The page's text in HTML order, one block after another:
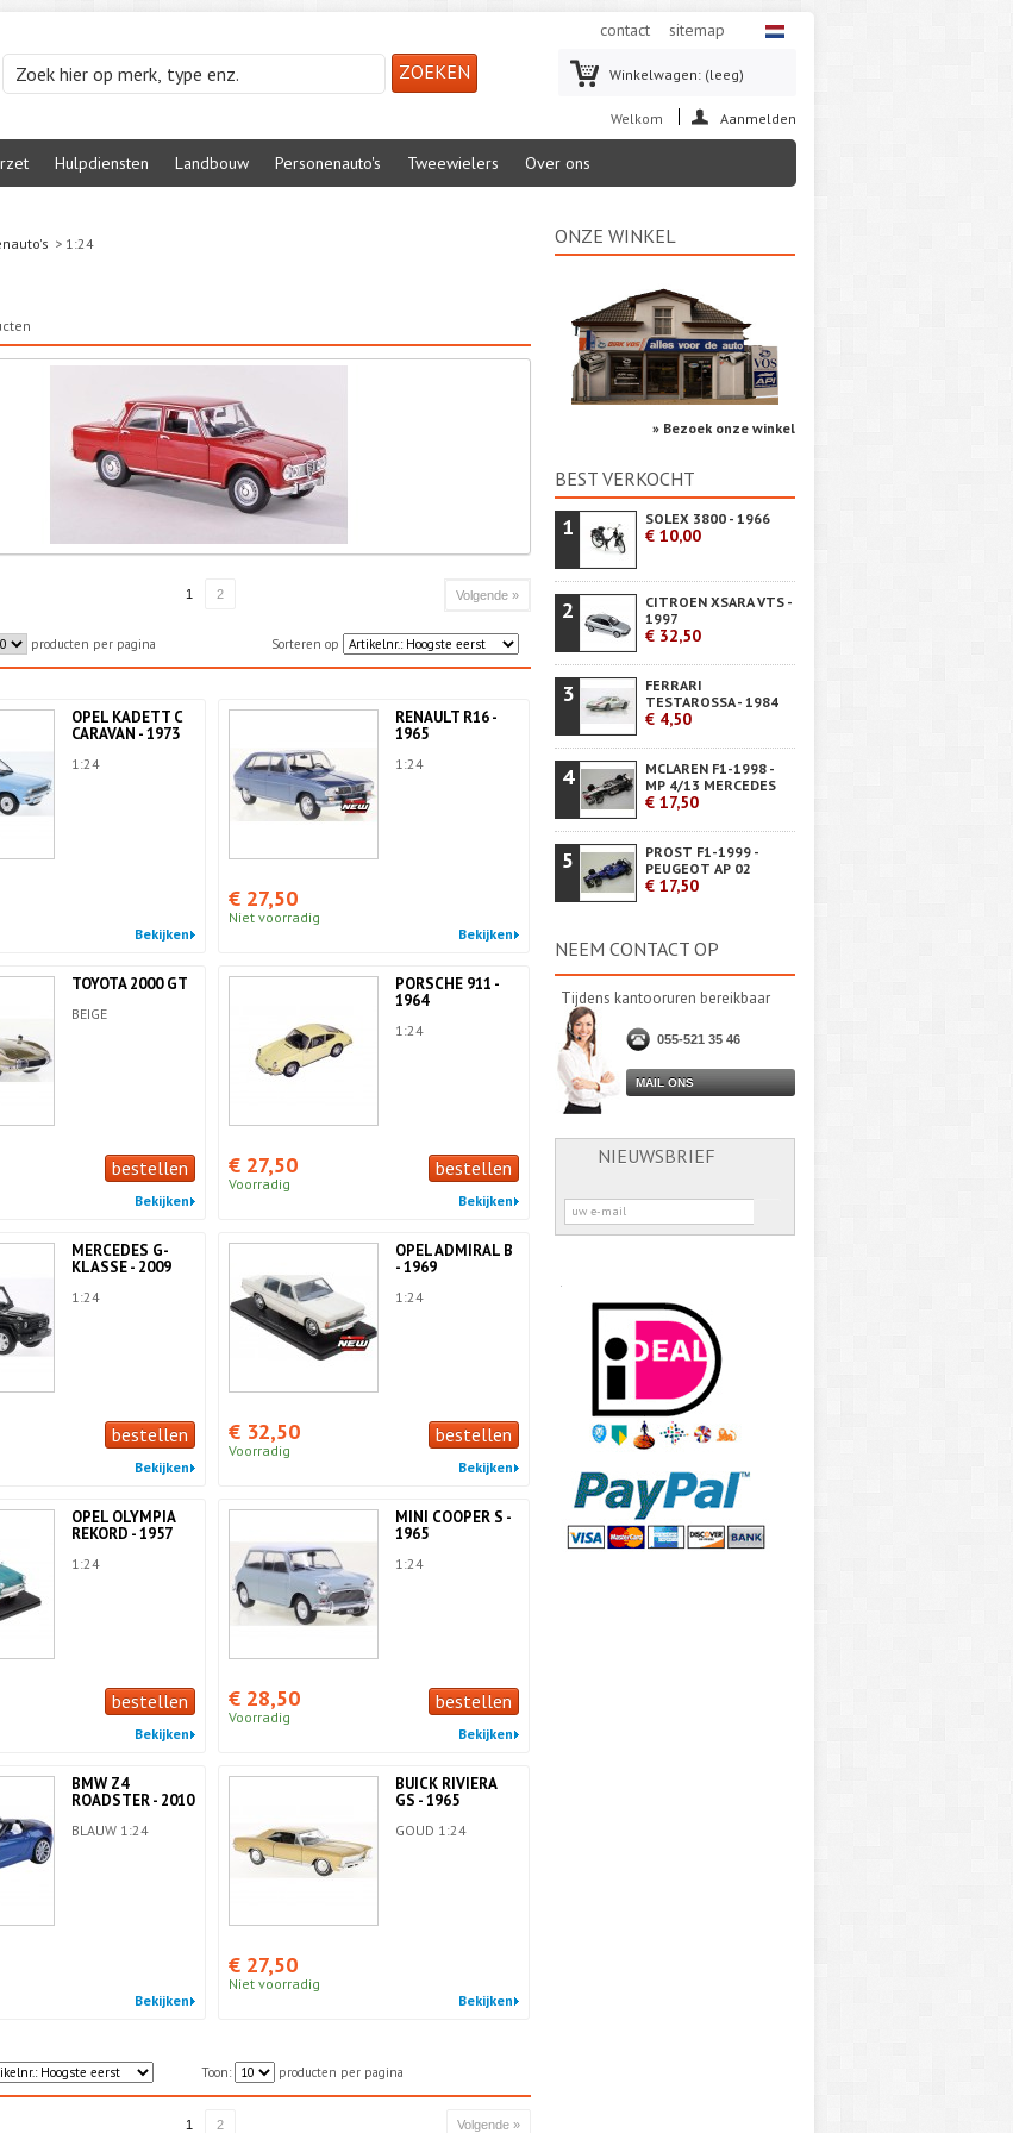
contact sitemap
Winkelwagen: (leeg)
Welkom Aanmelden
Hulpdiensten Landbouw Personenauto's Tweewielers Over ons
> 1:24
1 2 Volgende »
Sorteren op
producten per pagina
OPEL KADETT C
CARAVAN - 1973
1:24
Bekijken
RENAULT R16 -
1965
1:24
€ 27,50
Niet voorradig
Bekijken
TOYOTA 2000 GT
BEIGE
bestellen
Bekijken
PORSCHE 911 -
1964
1:24
€ 27,50
Voorradig
bestellen
Bekijken
MERCEDES G-
KLASSE - 2009
1:24
bestellen
Bekijken
OPEL ADMIRAL B
- 1969
1:24
€ 32,50
Voorradig
bestellen
Bekijken
OPEL OLYMPIA
REKORD - 1957
1:24
bestellen
Bekijken
MINI COOPER S -
1965
1:24
€ 28,50
Voorradig
bestellen
Bekijken
BMW Z4
ROADSTER - 2010
BLAUW 1:24
Bekijken
BUICK RIVIERA
GS - 1965
GOUD 1:24
€ 27,50
Niet voorradig
Bekijken
Toon: producten per pagina
1 2 Volgende »
ONZE WINKEL
» Bezoek onze winkel
BEST VERKOCHT
1 SOLEX 3800 - 1966
€ 10,00
2
CITROEN XSARA VTS -
1997
€ 32,50
3
FERRARI
TESTAROSSA - 1984
€ 4,50
4
MCLAREN F1-1998 -
MP 4/13 MERCEDES
€ 17,50
5
PROST F1-1999 -
PEUGEOT AP 02
€ 17,50
NEEM CONTACT OP
Tijdens kantooruren bereikbaar
055-521 35 46
MAIL ONS
NIEUWSBRIEF